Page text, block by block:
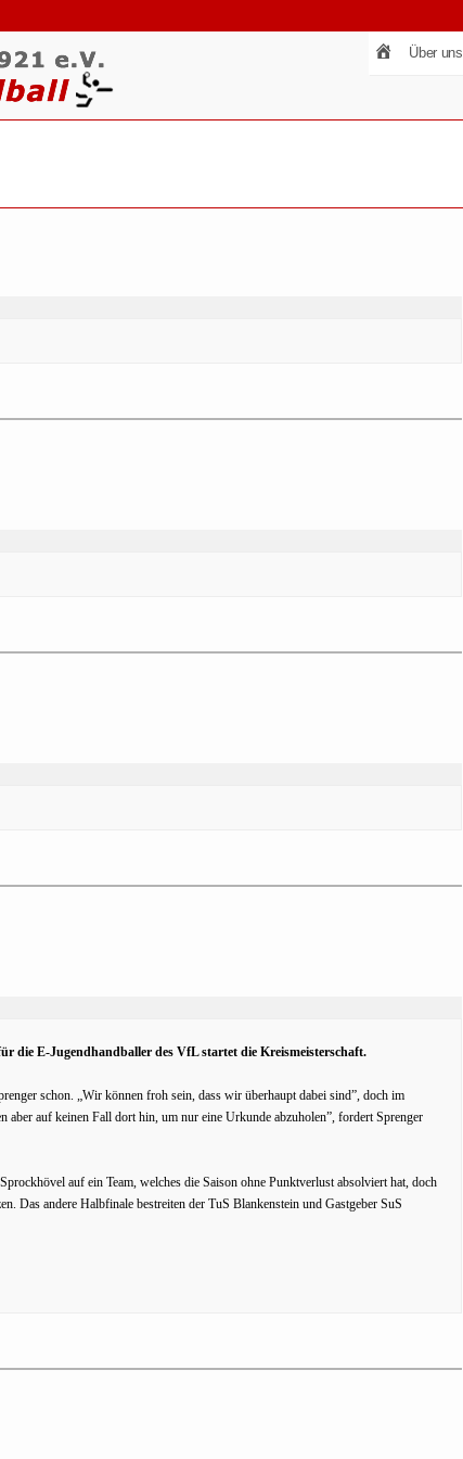
Über uns
die E-Jugendhandballer des VfL startet die Kreismeisterschaft.
schon. „Wir können froh sein, dass wir überhaupt dabei sind”, doch im
auf keinen Fall dort hin, um nur eine Urkunde abzuholen”, fordert Sprenger
auf ein Team, welches die Saison ohne Punktverlust absolviert hat, doch
Das andere Halbfinale bestreiten der TuS Blankenstein und Gastgeber SuS